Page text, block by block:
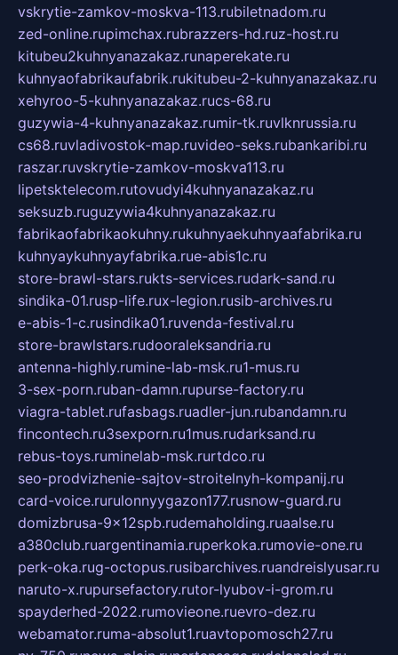
vskrytie-zamkov-moskva-113.rubiletnadom.ru
zed-online.rupimchax.rubrazzers-hd.ruz-host.ru
kitubeu2kuhnyanazakaz.runaperekate.ru
kuhnyaofabrikaufabrik.rukitubeu-2-kuhnyanazakaz.ru
xehyroo-5-kuhnyanazakaz.rucs-68.ru
guzywia-4-kuhnyanazakaz.rumir-tk.ruvlknrussia.ru
cs68.ruvladivostok-map.ruvideo-seks.rubankaribi.ru
raszar.ruvskrytie-zamkov-moskva113.ru
lipetsktelecom.rutovudyi4kuhnyanazakaz.ru
seksuzb.ruguzywia4kuhnyanazakaz.ru
fabrikaofabrikaokuhny.rukuhnyaekuhnyaafabrika.ru
kuhnyaykuhnyayfabrika.rue-abis1c.ru
store-brawl-stars.rukts-services.rudark-sand.ru
sindika-01.rusp-life.rux-legion.rusib-archives.ru
e-abis-1-c.rusindika01.ruvenda-festival.ru
store-brawlstars.rudooraleksandria.ru
antenna-highly.rumine-lab-msk.ru1-mus.ru
3-sex-porn.ruban-damn.rupurse-factory.ru
viagra-tablet.rufasbags.ruadler-jun.rubandamn.ru
fincontech.ru3sexporn.ru1mus.rudarksand.ru
rebus-toys.ruminelab-msk.rurtdco.ru
seo-prodvizhenie-sajtov-stroitelnyh-kompanij.ru
card-voice.rurulonnyygazon177.rusnow-guard.ru
domizbrusa-9x12spb.rudemaholding.ruaalse.ru
a380club.ruargentinamia.ruperkoka.rumovie-one.ru
perk-oka.rug-octopus.rusibarchives.ruandreislyusar.ru
naruto-x.rupursefactory.rutor-lyubov-i-grom.ru
spayderhed-2022.rumovieone.ruevro-dez.ru
webamator.ruma-absolut1.ruavtopomosch27.ru